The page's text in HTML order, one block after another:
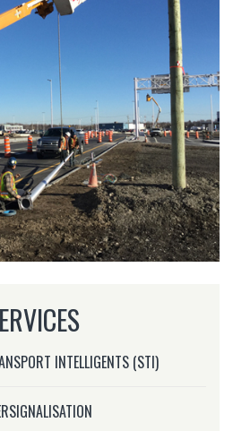
INTELLIGENTS (STI)